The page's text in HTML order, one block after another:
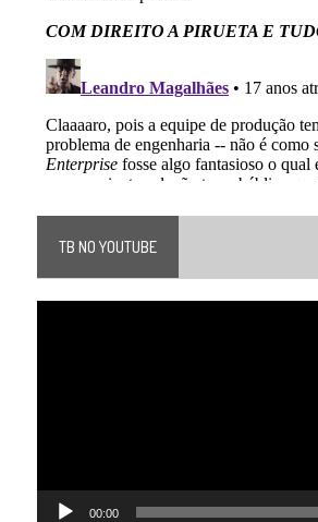
TB NO YOUTUBE
00:00